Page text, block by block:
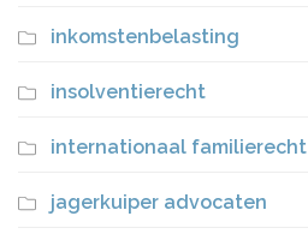
inkomstenbelasting
insolventierecht
internationaal familierecht
jagerkuiper advocaten